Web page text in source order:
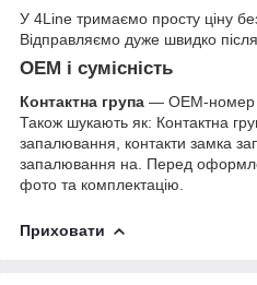
У 4Line тримаємо просту ціну
Відправляємо дуже швидко
OEM і сумісність
Контактна група — OEM-номер
Також шукають як: Контактна
запалювання, контакти замка
запалювання на. Перед
фото та комплектацію.
Приховати